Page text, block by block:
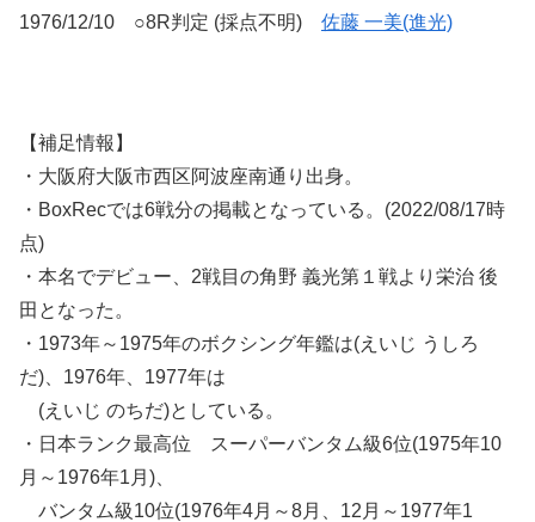
1976/12/10 ○8R判定 (採点不明) 佐藤 一美(進光)
【補足情報】
・大阪府大阪市西区阿波座南通り出身。
・BoxRecでは6戦分の掲載となっている。(2022/08/17時
点)
・本名でデビュー、2戦目の角野 義光第１戦より栄治 後
田となった。
・1973年～1975年のボクシング年鑑は(えいじ うしろ
だ)、1976年、1977年は
(えいじ のちだ)としている。
・日本ランク最高位 スーパーバンタム級6位(1975年10
月～1976年1月)、
バンタム級10位(1976年4月～8月、12月～1977年1